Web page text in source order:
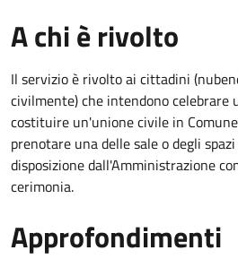
A chi è rivolto
Il servizio è rivolto ai cittadini
civilmente) che intendono celebrare
costituire un'unione civile in
prenotare una delle sale o degli
disposizione dall'Amministrazione
cerimonia.
Approfondimenti